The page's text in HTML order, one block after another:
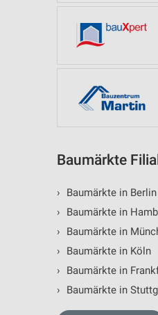
Baumärkte
›
Baumärkte in Berlin
›
Baumärkte in
›
Baumärkte in
›
Baumärkte in Köln
›
Baumärkte in
›
Baumärkte in